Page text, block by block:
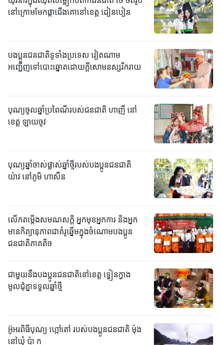
នៅក្រោមមែកផ្កាជើងគោនៅខេត្ត ដៀនបៀន
បងប្អូនជនជាតិទូទាំងប្រទេស វៀតណាម
អញ្ជើញទៅបោះឆ្នោតដោយក្តីសោមនស្សរីករាយ
បុណ្យចូលឆ្នាំប្រពៃណីរបស់ជនជាតិ ហាញី នៅ
ខេត្ត ឡាយចូវ
បុណ្យឆ្នាំចាស់ផ្លាស់ឆ្នាំថ្មីរបស់បងប្អូនជនជាតិ
យ៉ាវ នៅភូមិ ហាសឺន
លើកតម្កើងសមណសក្តិ អ្នកមុខអ្នកការ និងអ្នក
មានកិត្យានុភាពជាគំរូឆ្នើមក្នុងចំណោមបងប្អូន
ជនជាតិភាគតិច
ជាមួយនឹងបងប្អូនជនជាតិនៅខេត្ត ទ្វៀនក្វាង
មូលជុំគ្នាទទួលឆ្នាំថ្មី
អ៊ូអរពិធីបុណ្យ ហ្កៅតៅ របស់បងប្អូនជនជាតិ ម៉ុង
នៅឃុំ ប៉ា ក